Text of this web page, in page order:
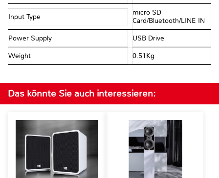
Input Type
micro SD
Card/Bluetooth/LINE IN
Power Supply USB Drive
Weight 0.51Kg
Das könnte Sie auch interessieren: